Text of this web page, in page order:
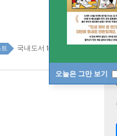
오늘은 그만 보기
국내도서 top100 2주